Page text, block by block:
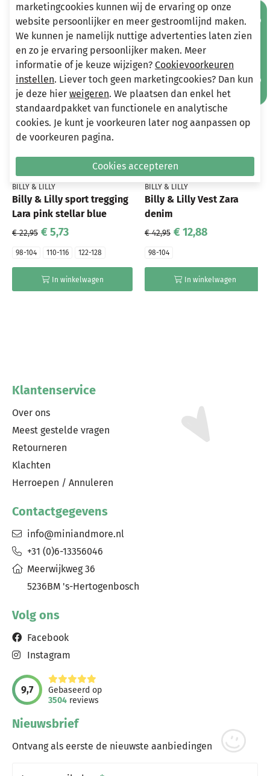
Andere bekeken ook
Wellicht ook iets voor jou?
-75%
BILLY & LILLY
Billy & Lilly sport tregging
Lara pink stellar blue
€ 22,95 € 5,73
98-104 110-116 122-128
In winkelwagen
-70%
BILLY & LILLY
Billy & Lilly Vest Zara
denim
€ 42,95 € 12,88
98-104
In winkelwagen
Klantenservice
Over ons
Meest gestelde vragen
Retourneren
Klachten
Herroepen / Annuleren
Contactgegevens
info@miniandmore.nl
+31 (0)6-13356046
Meerwijkweg 36
5236BM 's-Hertogenbosch
Volg ons
Facebook
Instagram
9,7
Gebaseerd op
3504 reviews
Nieuwsbrief
Ontvang als eerste de nieuwste aanbiedingen
Mis geen aanbiedingen!
marketingcookies kunnen wij de ervaring op onze
website persoonlijker en meer gestroomlijnd maken.
We kunnen je namelijk nuttige advertenties laten zien
en zo je ervaring persoonlijker maken. Meer
informatie of je keuze wijzigen? Cookievoorkeuren
instellen. Liever toch geen marketingcookies? Dan kun
je deze hier weigeren. We plaatsen dan enkel het
standaardpakket van functionele en analytische
cookies. Je kunt je voorkeuren later nog aanpassen op
de voorkeuren pagina.
Cookies accepteren